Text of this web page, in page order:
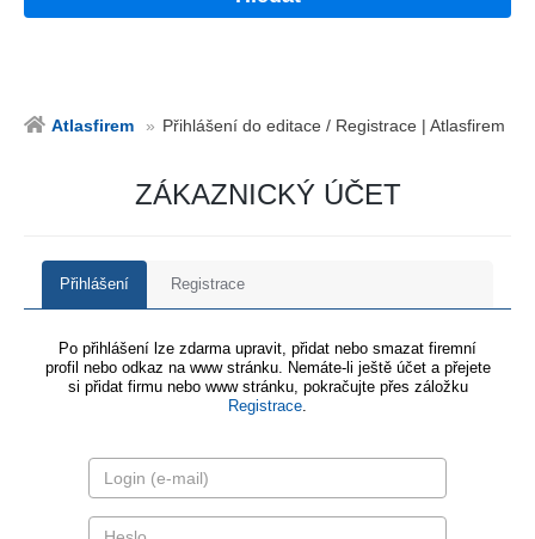
Atlasfirem Přihlášení do editace / Registrace | Atlasfirem
ZÁKAZNICKÝ ÚČET
Přihlášení Registrace
Po přihlášení lze zdarma upravit, přidat nebo smazat firemní
profil nebo odkaz na www stránku. Nemáte-li ještě účet a přejete
si přidat firmu nebo www stránku, pokračujte přes záložku
Registrace.